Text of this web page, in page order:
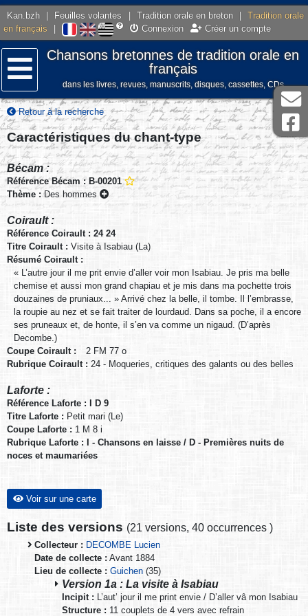
Kan.bzh Feuilles volantes Tradition orale en breton
Tradition orale
en français
Connexion Créer un compte
Menu
Chansons bretonnes de tradition orale en
français
dans les livres, revues, manuscrits, disques, cassettes, CDs
Retour à la recherche
Caractéristiques du chant-type
Bécam :
Référence Bécam : B-00201
Thème : Des hommes
Coirault :
Référence Coirault : 24 24
Titre Coirault : Visite à Isabiau (La)
Résumé Coirault :
« L’autre jour il me prit envie d’aller voir mon Isabiau. Je pris ma belle
chemise et aussi mon grand chapiau et je mis dans ma pochette trois
douzaines de pruniaux... » Arrivé chez la belle, il tombe. Il l’embrasse,
la roupie au nez et se fait traiter de lourdaud. Dans sa poche, il a encore
ses pruneaux et, de honte, il s’en va comme un nigaud. (D’après
Decombe.)
Coupe Coirault :
2 FM 77 o
Rubrique Coirault : 24 - Moqueries, critiques des galants ou des belles
Laforte :
Référence Laforte : I D 9
Titre Laforte : Petit mari (Le)
Coupe Laforte : 1 M 8 i
Rubrique Laforte : I - Chansons en laisse / D - Premières nuits de
noces et maumariées
Voir sur une carte
Liste des versions (21 versions, 40 occurrences )
Collecteur : DECOMBE Lucien
Date de collecte : Avant 1884
Lieu de collecte : Guichen (35)
Version 1a : La visite à Isabiau
Incipit : L’aut’ jour il me print envie / D’aller vâ mon Isabiau
Structure : 11 couplets de 4 vers avec refrain